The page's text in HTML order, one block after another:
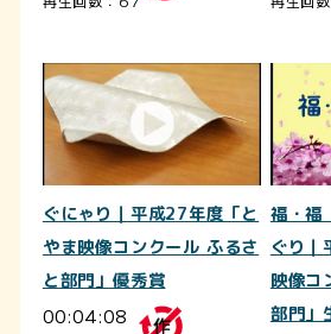
ぐにゃり｜平成27年度「と
やま映像コンクール ふるさ
と部門」優秀賞
00:04:08
福・
ぐり｜
映像コ
部門」